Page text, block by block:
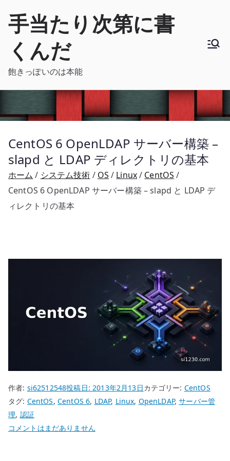
手当たり次第に書
くんだ
飽きっぽいのは本能
CentOS 6 OpenLDAP サーバー構築 –
slapd と LDAP ディレクトリの基本
ホーム システム技術 OS Linux
CentOS
CentOS 6 OpenLDAP サーバー構築 – slapd と LDAP デ
ィレクトリの基本
作者: si62512548投稿日:2013年2月13日カテゴリー: CentOS
タグ: CentOS, CentOS 6, LDAP, Linux, OpenLDAP,サーバー管
理, 認証
CentOS
コメントはまだありません